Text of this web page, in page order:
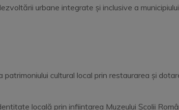
urbane integrate și inclusive a
cultural local prin restaurarea și
locală prin inființarea Muzeului Școlii